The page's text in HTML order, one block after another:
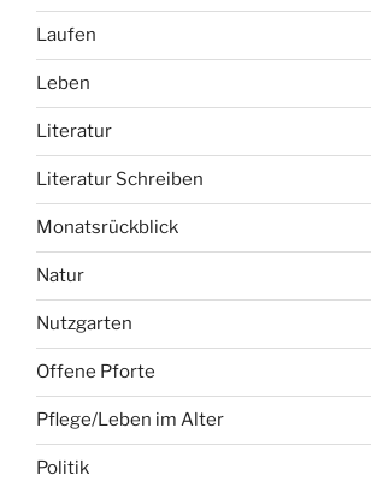
Laufen
Leben
Literatur
Literatur Schreiben
Monatsrückblick
Natur
Nutzgarten
Offene Pforte
Pflege/Leben im Alter
Politik